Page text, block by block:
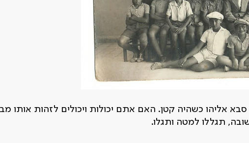
אליהו כשהיה קטן. האם אתם יכולות ויכולים לזהות אותו
תגללו למטה ותגלו.